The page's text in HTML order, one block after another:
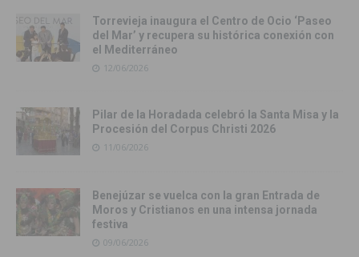
Torrevieja inaugura el Centro de Ocio ‘Paseo
del Mar’ y recupera su histórica conexión con
el Mediterráneo
12/06/2026
Pilar de la Horadada celebró la Santa Misa y la
Procesión del Corpus Christi 2026
11/06/2026
Benejúzar se vuelca con la gran Entrada de
Moros y Cristianos en una intensa jornada
festiva
09/06/2026